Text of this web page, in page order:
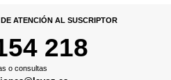
ATENCIÓN AL SUSCRIPTOR
218
o consultas